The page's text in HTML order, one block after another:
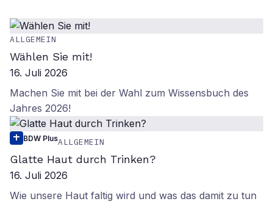
ALLGEMEIN
Wählen Sie mit!
16. Juli 2026
Machen Sie mit bei der Wahl zum Wissensbuch des
Jahres 2026!
BDW PlusALLGEMEIN
Glatte Haut durch Trinken?
16. Juli 2026
Wie unsere Haut faltig wird und was das damit zu tun